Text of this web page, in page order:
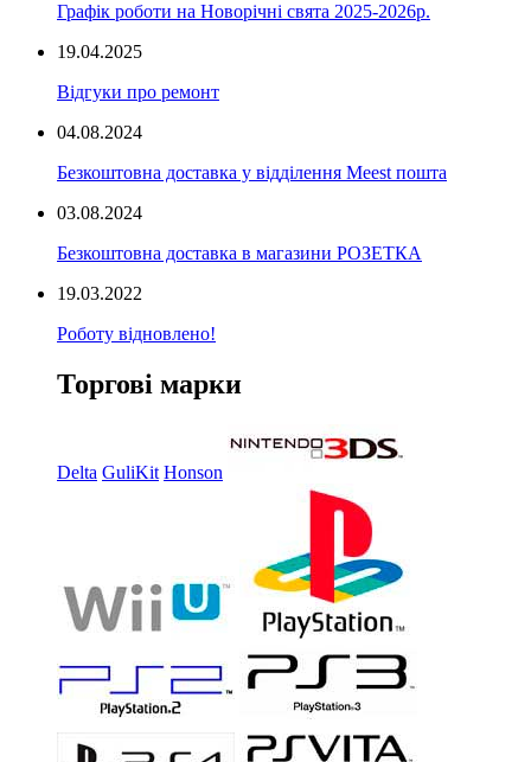
Графік роботи на Новорічні свята 2025-2026р.
19.04.2025
Відгуки про ремонт
04.08.2024
Безкоштовна доставка у відділення Meest пошта
03.08.2024
Безкоштовна доставка в магазини РОЗЕТКА
19.03.2022
Роботу відновлено!
Торгові марки
Delta GuliKit Honson